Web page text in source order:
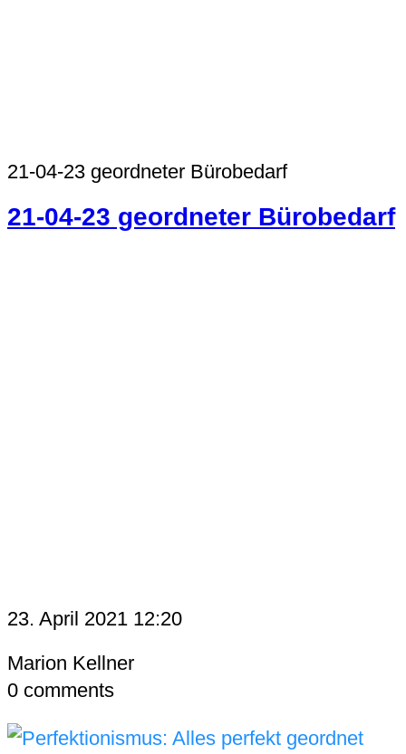
21-04-23 geordneter Bürobedarf
21-04-23 geordneter Bürobedarf
23. April 2021 12:20
Marion Kellner
0 comments